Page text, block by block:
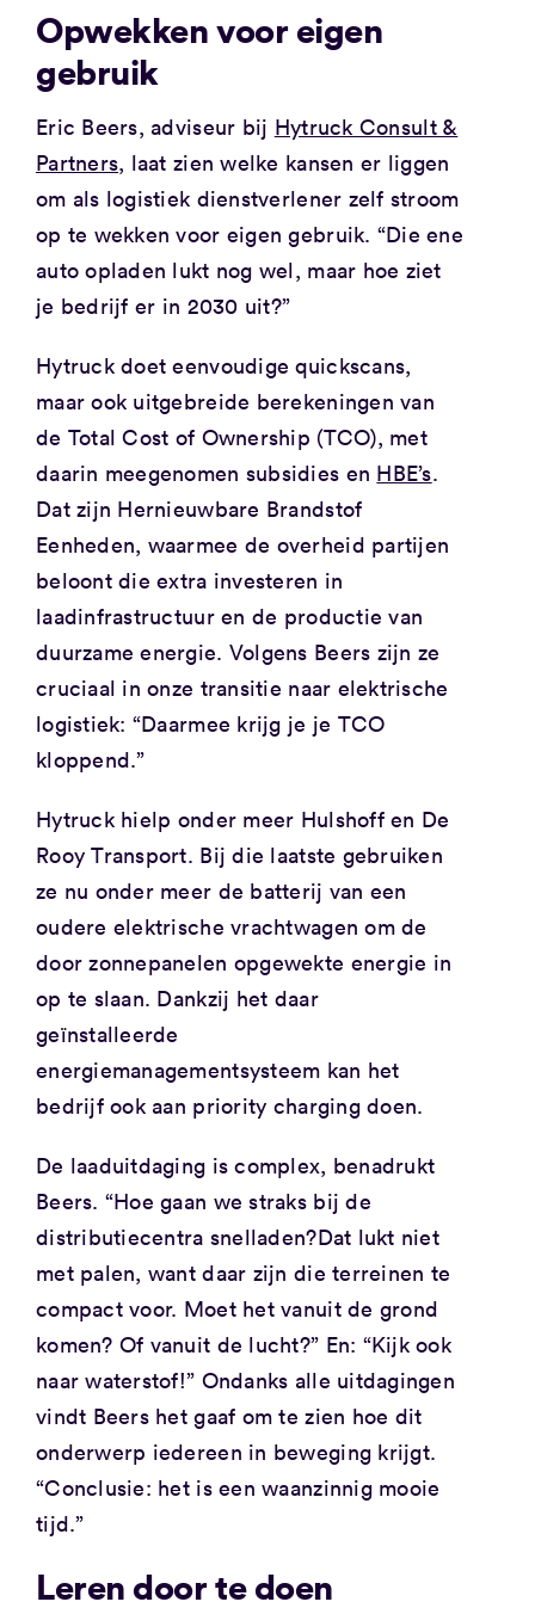
Opwekken voor eigen
gebruik
Eric Beers, adviseur bij Hytruck Consult &
Partners, laat zien welke kansen er liggen
om als logistiek dienstverlener zelf stroom
op te wekken voor eigen gebruik. “Die ene
auto opladen lukt nog wel, maar hoe ziet
je bedrijf er in 2030 uit?”
Hytruck doet eenvoudige quickscans,
maar ook uitgebreide berekeningen van
de Total Cost of Ownership (TCO), met
daarin meegenomen subsidies en HBE’s.
Dat zijn Hernieuwbare Brandstof
Eenheden, waarmee de overheid partijen
beloont die extra investeren in
laadinfrastructuur en de productie van
duurzame energie. Volgens Beers zijn ze
cruciaal in onze transitie naar elektrische
logistiek: “Daarmee krijg je je TCO
kloppend.”
Hytruck hielp onder meer Hulshoff en De
Rooy Transport. Bij die laatste gebruiken
ze nu onder meer de batterij van een
oudere elektrische vrachtwagen om de
door zonnepanelen opgewekte energie in
op te slaan. Dankzij het daar
geïnstalleerde
energiemanagementsysteem kan het
bedrijf ook aan priority charging doen.
De laaduitdaging is complex, benadrukt
Beers. “Hoe gaan we straks bij de
distributiecentra snelladen?Dat lukt niet
met palen, want daar zijn die terreinen te
compact voor. Moet het vanuit de grond
komen? Of vanuit de lucht?” En: “Kijk ook
naar waterstof!” Ondanks alle uitdagingen
vindt Beers het gaaf om te zien hoe dit
onderwerp iedereen in beweging krijgt.
“Conclusie: het is een waanzinnig mooie
tijd.”
Leren door te doen